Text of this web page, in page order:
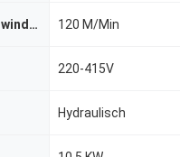
Verarbeitungsgeschwindigkeit 120 M/Min
220-415V
Hydraulisch